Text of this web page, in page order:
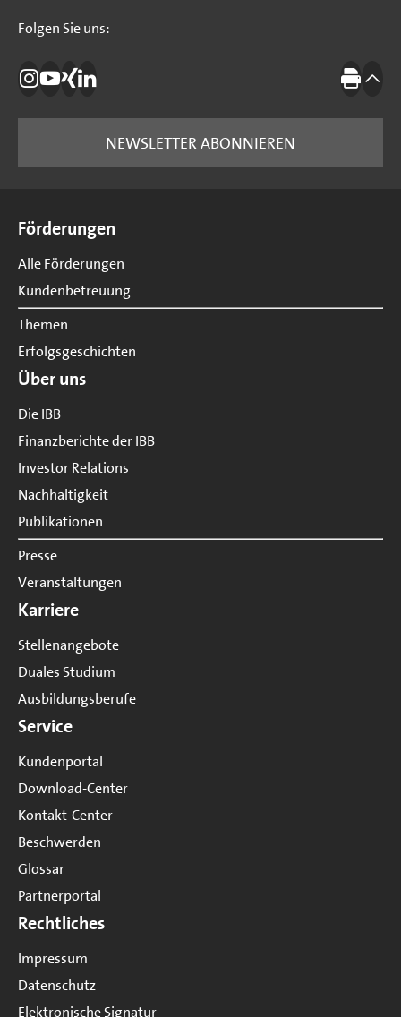
Folgen Sie uns:
Folgen Sie uns:
Die IBB auf Instagram
Die IBB auf YouTube
Die IBB auf Xing
Die IBB auf LinkedIn Drucken
NEWSLETTER ABONNIEREN
Förderungen
Alle Förderungen
Kundenbetreuung
Themen
Erfolgsgeschichten
Über uns
Die IBB
Finanzberichte der IBB
Investor Relations
Nachhaltigkeit
Publikationen
Presse
Veranstaltungen
Karriere
Stellenangebote
Duales Studium
Ausbildungsberufe
Service
Kundenportal
Download-Center
Kontakt-Center
Beschwerden
Glossar
Partnerportal
Rechtliches
Impressum
Datenschutz
Elektronische Signatur